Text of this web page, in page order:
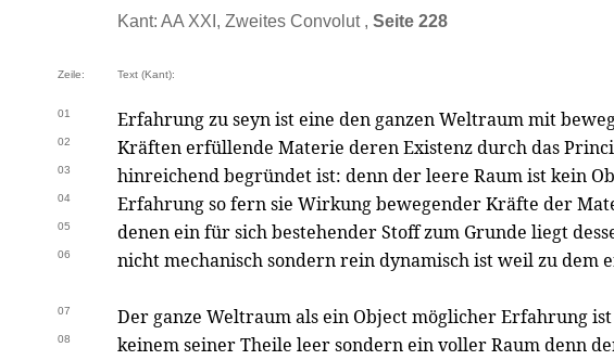
Kant: AA XXI, Zweites Convolut , Seite 228
Zeile: Text (Kant):
01 Erfahrung zu seyn ist eine den ganzen Weltraum mit
02 Kräften erfüllende Materie deren Existenz durch das
03 hinreichend begründet ist: denn der leere Raum ist kein
04 Erfahrung so fern sie Wirkung bewegender Kräfte der
05 denen ein für sich bestehender Stoff zum Grunde liegt
06 nicht mechanisch sondern rein dynamisch ist weil zu dem
07 Der ganze Weltraum als ein Object möglicher Erfahrung
08 keinem seiner Theile leer sondern ein voller Raum denn